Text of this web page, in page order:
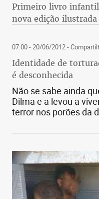
Primeiro livro infantil
nova edição ilustrada
07:00 - 20/06/2012-
Identidade de
é desconhecida
Não se sabe ainda
Dilma e a levou a
terror nos porões da